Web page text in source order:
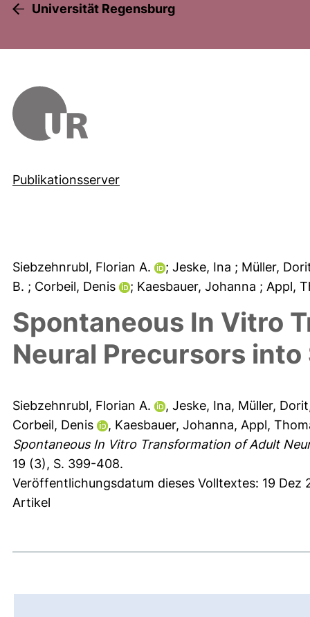
Universität Regensburg
Publikationsserver
Siebzehnrubl, Florian A. ; Jeske, Ina ; Müller,
B. ; Corbeil, Denis ; Kaesbauer, Johanna ; Appl,
Spontaneous In Vitro
Neural Precursors
Siebzehnrubl, Florian A. , Jeske, Ina, Müller, Dorit
Corbeil, Denis
, Kaesbauer, Johanna, Appl,
Spontaneous In Vitro Transformation of Adult
19 (3), S. 399-408.
Veröffentlichungsdatum dieses Volltextes: 19 Dez
Artikel